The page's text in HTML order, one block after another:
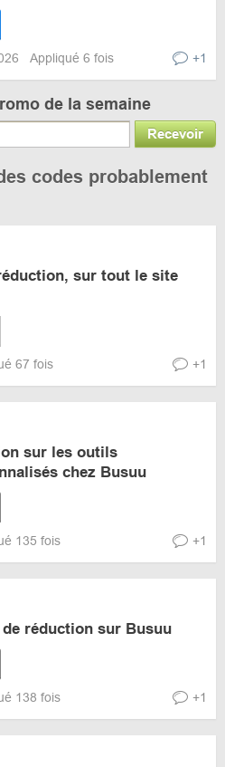
Appliqué 6 fois +1
de la semaine
Recevoir
codes probablement
sur tout le site
67 fois +1
sur les outils
chez Busuu
135 fois +1
réduction sur Busuu
138 fois +1